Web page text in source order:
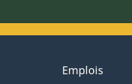
About
Emplois